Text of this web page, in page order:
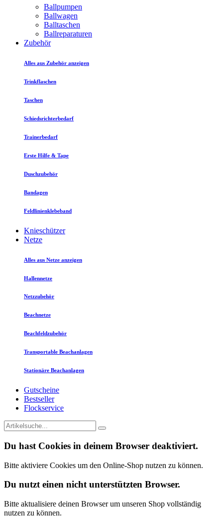
Ballpumpen
Ballwagen
Balltaschen
Ballreparaturen
Zubehör
Alles aus Zubehör anzeigen
Trinkflaschen
Taschen
Schiedsrichterbedarf
Trainerbedarf
Erste Hilfe & Tape
Duschzubehör
Bandagen
Feldlinienklebeband
Knieschützer
Netze
Alles aus Netze anzeigen
Hallennetze
Netzzubehör
Beachnetze
Beachfeldzubehör
Transportable Beachanlagen
Stationäre Beachanlagen
Gutscheine
Bestseller
Flockservice
Du hast Cookies in deinem Browser deaktiviert.
Bitte aktiviere Cookies um den Online-Shop nutzen zu können.
Du nutzt einen nicht unterstützten Browser.
Bitte aktualisiere deinen Browser um unseren Shop vollständig
nutzen zu können.